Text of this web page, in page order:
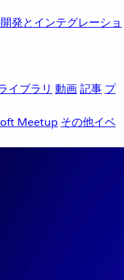
発とインテグレーショ
イブラリ 動画記事 プ
Meetup その他イベ